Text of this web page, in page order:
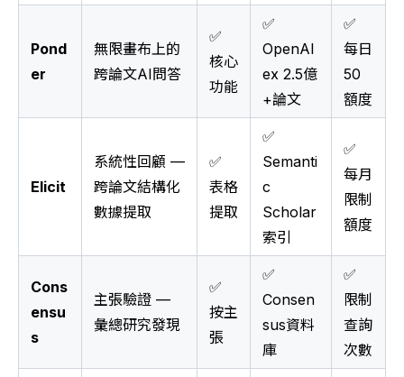
Pond
er
無限畫布上的
跨論文AI問答
✅
核心
功能
✅
OpenAl
ex 2.5億
+論文
✅
每日
50
額度
Elicit
系統性回顧 —
跨論文結構化
數據提取
✅
表格
提取
✅
Semanti
c
Scholar
索引
✅
每月
限制
額度
Cons
ensu
s
主張驗證 —
彙總研究發現
✅
按主
張
✅
Consen
sus資料
庫
✅
限制
查詢
次數